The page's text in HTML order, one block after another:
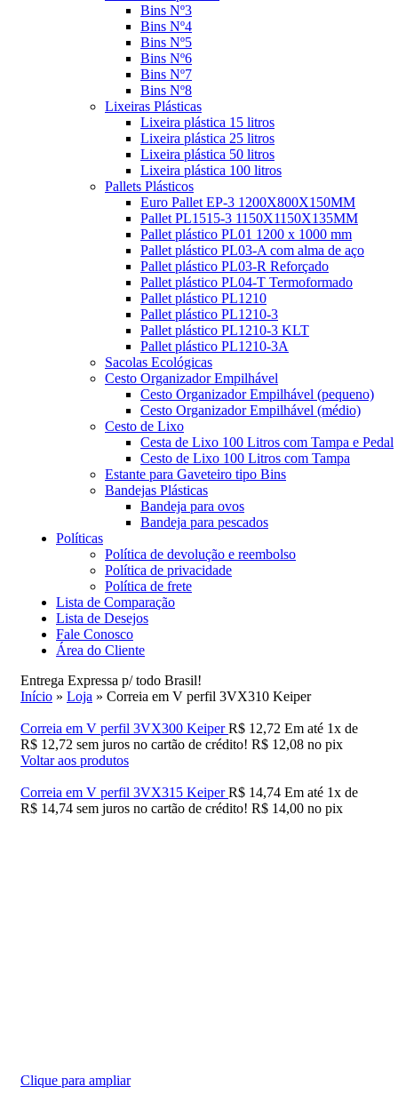
Bins Nº3
Bins Nº4
Bins Nº5
Bins Nº6
Bins Nº7
Bins Nº8
Lixeiras Plásticas
Lixeira plástica 15 litros
Lixeira plástica 25 litros
Lixeira plástica 50 litros
Lixeira plástica 100 litros
Pallets Plásticos
Euro Pallet EP-3 1200X800X150MM
Pallet PL1515-3 1150X1150X135MM
Pallet plástico PL01 1200 x 1000 mm
Pallet plástico PL03-A com alma de aço
Pallet plástico PL03-R Reforçado
Pallet plástico PL04-T Termoformado
Pallet plástico PL1210
Pallet plástico PL1210-3
Pallet plástico PL1210-3 KLT
Pallet plástico PL1210-3A
Sacolas Ecológicas
Cesto Organizador Empilhável
Cesto Organizador Empilhável (pequeno)
Cesto Organizador Empilhável (médio)
Cesto de Lixo
Cesta de Lixo 100 Litros com Tampa e Pedal
Cesto de Lixo 100 Litros com Tampa
Estante para Gaveteiro tipo Bins
Bandejas Plásticas
Bandeja para ovos
Bandeja para pescados
Políticas
Política de devolução e reembolso
Política de privacidade
Política de frete
Lista de Comparação
Lista de Desejos
Fale Conosco
Área do Cliente
Entrega Expressa p/ todo Brasil!
Início » Loja » Correia em V perfil 3VX310 Keiper
Correia em V perfil 3VX300 KeiperR$ 12,72 Em até 1x de
R$ 12,72 sem juros no cartão de crédito! R$ 12,08 no pix
Voltar aos produtos
Correia em V perfil 3VX315 KeiperR$ 14,74 Em até 1x de
R$ 14,74 sem juros no cartão de crédito! R$ 14,00 no pix
Clique para ampliar